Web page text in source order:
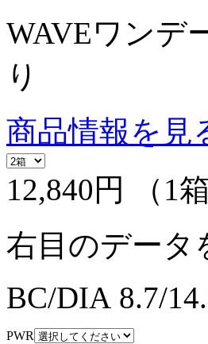
WAVEワンデ
り
商品情報を見
12,840円
（1
右目のデータ
BC/DIA 8.7/
PWR